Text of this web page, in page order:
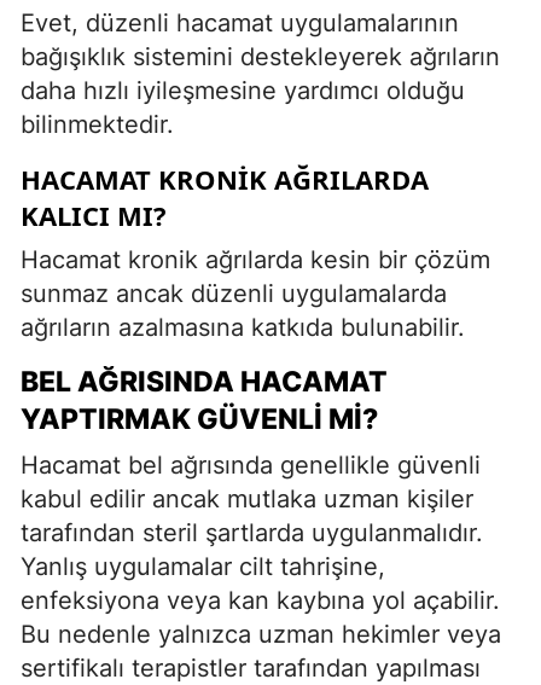
Evet, düzenli hacamat uygulamalarının
bağışıklık sistemini destekleyerek ağrıların
daha hızlı iyileşmesine yardımcı olduğu
bilinmektedir.
HACAMAT KRONIK AĞRILARDA
KALICI MI?
Hacamat kronik ağrılarda kesin bir çözüm
sunmaz ancak düzenli uygulamalarda
ağrıların azalmasına katkıda bulunabilir.
BEL AĞRISINDA HACAMAT
YAPTIRMAK GÜVENLI MI?
Hacamat bel ağrısında genellikle güvenli
kabul edilir ancak mutlaka uzman kişiler
tarafından steril şartlarda uygulanmalıdır.
Yanlış uygulamalar cilt tahrişine,
enfeksiyona veya kan kaybına yol açabilir.
Bu nedenle yalnızca uzman hekimler veya
sertifikalı terapistler tarafından yapılması